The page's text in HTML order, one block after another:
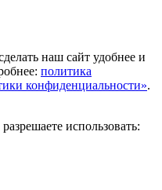
наш сайт удобнее и
политика
конфиденциальности».
использовать: